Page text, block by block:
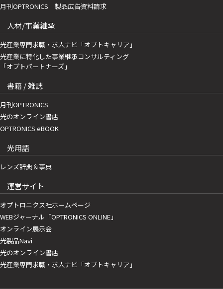
月刊OPTRONICS 製品広告資料請求
人材/事業継承
光産業専門求職・求人ナビ「オプトキャリア」
光産業に特化した事業継承コンサルティング
「オプトパートナーズ」
書籍 / 雑誌
月刊OPTRONICS
光のオンライン書店
OPTRONICS eBOOK
光用語
レンズ辞典＆事典
運営サイト
オプトロニクス社ホームページ
WEBジャーナル「OPTRONICS ONLINE」
オンライン展示会
光製品Navi
光のオンライン書店
光産業専門求職・求人ナビ「オプトキャリア」